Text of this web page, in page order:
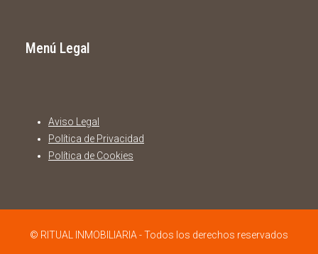
Menú Legal
Aviso Legal
Política de Privacidad
Política de Cookies
© RITUAL INMOBILIARIA - Todos los derechos reservados